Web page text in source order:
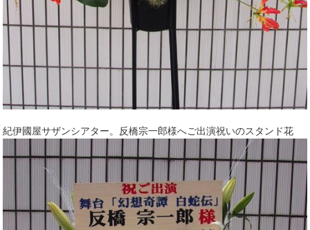
紀伊國屋サザンシアター。反橋宗一郎様へご出演祝いのスタンド花